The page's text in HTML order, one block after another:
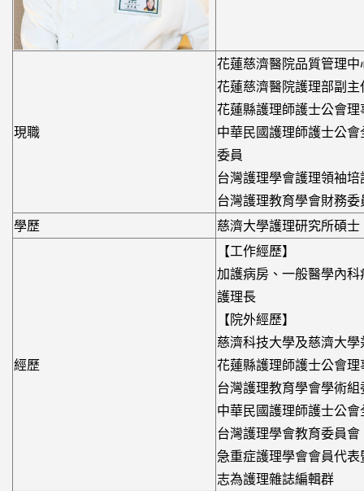
現職
花蓮慈濟醫院品質管理中
花蓮慈濟醫院護理部副
花蓮縣護理師護士公會理
中華民國護理師護士公
委員
台灣護理學會護理領袖
台灣護理教育學會財務
學歷
慈濟大學護理研究所碩士
經歷
【工作經歷】
加護病房、一般醫學內
護理長
【院外經歷】
慈濟科技大學及慈濟大
花蓮縣護理師護士公會理
台灣護理教育學會學術組
中華民國護理師護士公
台灣護理學會教育委員
急重症護理學會會員代
志為護理雜誌編輯群